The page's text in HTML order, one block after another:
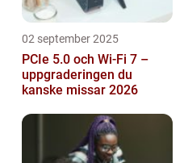
02 september 2025
PCIe 5.0 och Wi-Fi 7 –
uppgraderingen du
kanske missar 2026